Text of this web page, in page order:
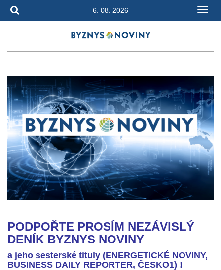
6. 08. 2026
PODPOŘTE PROSÍM NEZÁVISLÝ
DENÍK BYZNYS NOVINY
a jeho sesterské tituly (ENERGETICKÉ NOVINY,
BUSINESS DAILY REPORTER, ČESKO1) !